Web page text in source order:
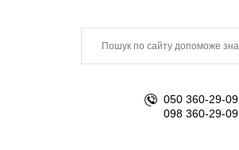
050 360-29-09
098 360-29-09